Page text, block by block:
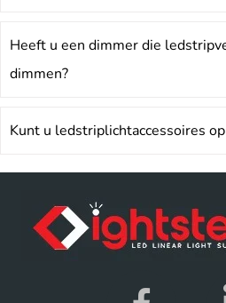
Heeft u een dimmer die
dimmen?
Kunt u ledstriplichtaccessoires